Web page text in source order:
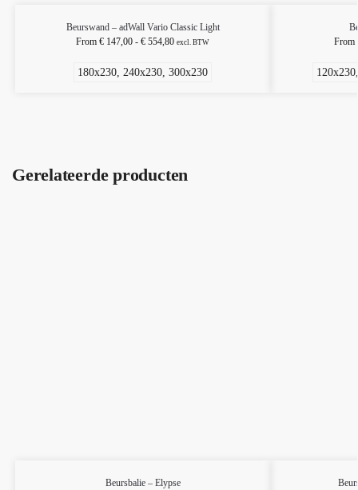
Beurswand – adWall Vario Classic Light
From€ 147,00 - € 554,80 excl. BTW
180x230, 240x230, 300x230
From
Gerelateerde producten
Beursbalie – Elypse